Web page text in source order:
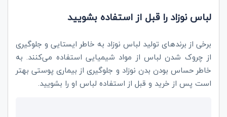
لباس نوزاد را قبل از استفاده بشویید
برخی از برند‌های تولید لباس نوزاد به خاطر ایستایی و جلوگیری
از چروک شدن لباس از مواد شیمیایی استفاده می‌کنند. به
خاطر حساس بودن بدن نوزاد و جلوگیری از بیماری پوستی بهتر
است پس از خرید و قبل از استفاده لباس او را بشویید.